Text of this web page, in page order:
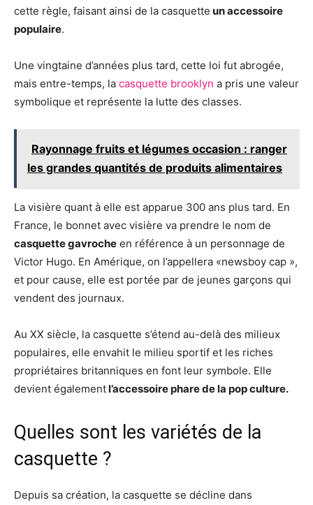
cette règle, faisant ainsi de la casquette un accessoire
populaire.
Une vingtaine d’années plus tard, cette loi fut abrogée,
mais entre-temps, la casquette brooklyn a pris une valeur
symbolique et représente la lutte des classes.
Rayonnage fruits et légumes occasion : ranger
les grandes quantités de produits alimentaires
La visière quant à elle est apparue 300 ans plus tard. En
France, le bonnet avec visière va prendre le nom de
casquette gavroche en référence à un personnage de
Victor Hugo. En Amérique, on l’appellera «newsboy cap »,
et pour cause, elle est portée par de jeunes garçons qui
vendent des journaux.
Au XX siècle, la casquette s’étend au-delà des milieux
populaires, elle envahit le milieu sportif et les riches
propriétaires britanniques en font leur symbole. Elle
devient égalementl’accessoire phare de la pop culture.
Quelles sont les variétés de la
casquette ?
Depuis sa création, la casquette se décline dans